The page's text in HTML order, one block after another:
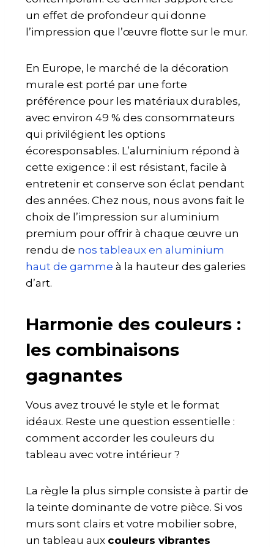
un effet de profondeur qui donne
l’impression que l’œuvre flotte sur le mur.
En Europe, le marché de la décoration
murale est porté par une forte
préférence pour les matériaux durables,
avec environ 49 % des consommateurs
qui privilégient les options
écoresponsables. L’aluminium répond à
cette exigence : il est résistant, facile à
entretenir et conserve son éclat pendant
des années. Chez nous, nous avons fait le
choix de l’impression sur aluminium
premium pour offrir à chaque œuvre un
rendu de nos tableaux en aluminium
haut de gamme à la hauteur des galeries
d’art.
Harmonie des couleurs :
les combinaisons
gagnantes
Vous avez trouvé le style et le format
idéaux. Reste une question essentielle :
comment accorder les couleurs du
tableau avec votre intérieur ?
La règle la plus simple consiste à partir de
la teinte dominante de votre pièce. Si vos
murs sont clairs et votre mobilier sobre,
un tableau aux couleurs vibrantes